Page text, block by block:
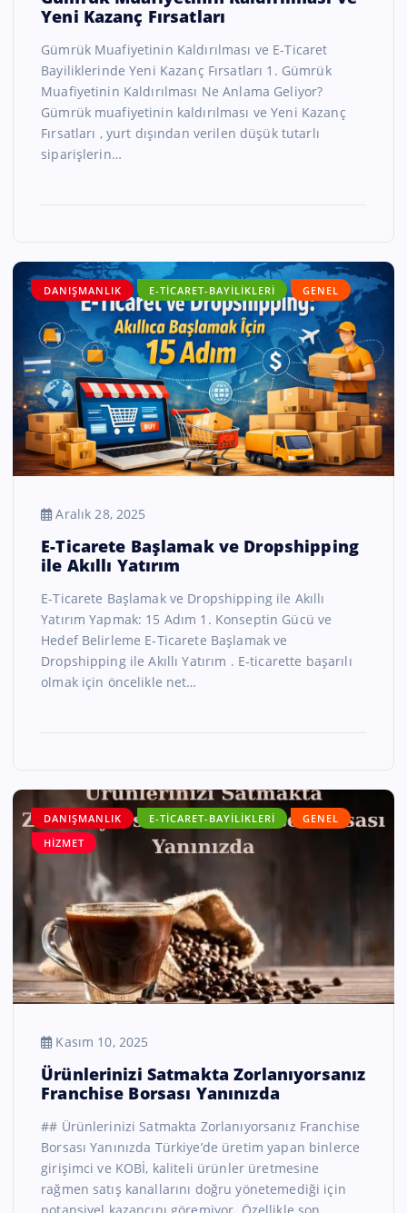
Yeni Kazanç Fırsatları
Gümrük Muafiyetinin Kaldırılması ve E-Ticaret
Bayiliklerinde Yeni Kazanç Fırsatları 1. Gümrük
Muafiyetinin Kaldırılması Ne Anlama Geliyor?
Gümrük muafiyetinin kaldırılması ve Yeni Kazanç
Fırsatları , yurt dışından verilen düşük tutarlı
siparişlerin…
DANIŞMANLIK E-TICARET-BAYILIKLERI GENEL
Aralık 28, 2025
E-Ticarete Başlamak ve Dropshipping
ile Akıllı Yatırım
E-Ticarete Başlamak ve Dropshipping ile Akıllı
Yatırım Yapmak: 15 Adım 1. Konseptin Gücü ve
Hedef Belirleme E-Ticarete Başlamak ve
Dropshipping ile Akıllı Yatırım . E-ticarette başarılı
olmak için öncelikle net…
DANIŞMANLIK E-TICARET-BAYILIKLERI
GENEL
HIZMET
Kasım 10, 2025
Ürünlerinizi Satmakta Zorlanıyorsanız
Franchise Borsası Yanınızda
## Ürünlerinizi Satmakta Zorlanıyorsanız Franchise
Borsası Yanınızda Türkiye’de üretim yapan binlerce
girişimci ve KOBİ, kaliteli ürünler üretmesine
rağmen satış kanallarını doğru yönetemediği için